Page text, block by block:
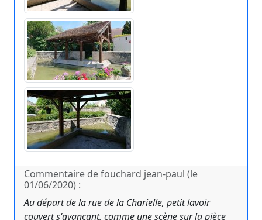
Commentaire de fouchard jean-paul (le
01/06/2020) :
Au départ de la rue de la Charielle, petit lavoir
couvert s'avançant, comme une scène sur la pièce